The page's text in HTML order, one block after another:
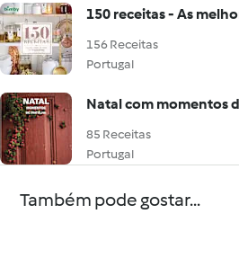
150 receitas - As
156 Receitas
Portugal
Natal com momentos
85 Receitas
Portugal
Também pode gostar...